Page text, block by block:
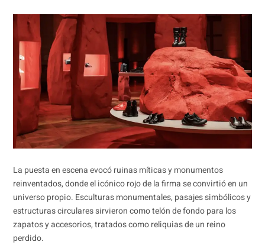
La puesta en escena evocó ruinas míticas y monumentos
reinventados, donde el icónico rojo de la firma se convirtió en un
universo propio. Esculturas monumentales, pasajes simbólicos y
estructuras circulares sirvieron como telón de fondo para los
zapatos y accesorios, tratados como reliquias de un reino
perdido.